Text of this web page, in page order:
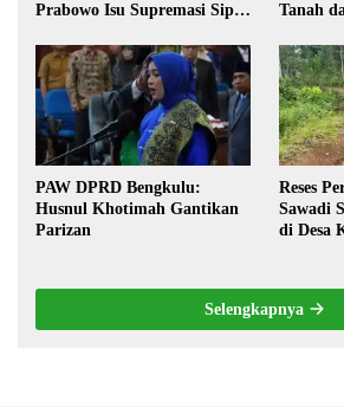
Prabowo Isu Supremasi Sipil,
Pilkada oleh DPRD
Tanah
PAW DPRD Bengkulu:
Husnul Khotimah Gantikan
Parizan
Reses
Sawadi
di Desa
Selengkapnya